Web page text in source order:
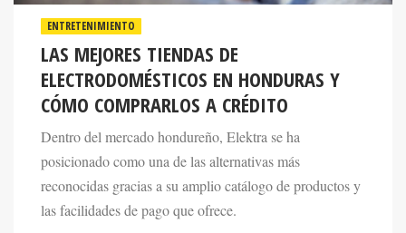
LAS MEJORES TIENDAS DE
ELECTRODOMÉSTICOS EN HONDURAS Y
CÓMO COMPRARLOS A CRÉDITO
Dentro del mercado hondureño, Elektra se ha
posicionado como una de las alternativas más
reconocidas gracias a su amplio catálogo de productos y
las facilidades de pago que ofrece.